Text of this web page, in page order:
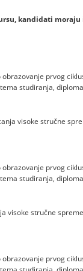
kandidati
prvog
studiranja,
visoke stručne
prvog
studiranja,
visoke stručne spreme
prvog